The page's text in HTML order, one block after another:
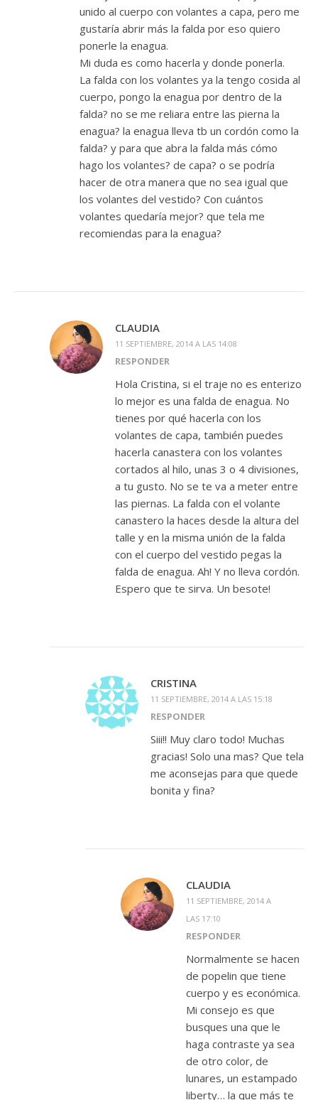
unido al cuerpo con volantes a capa, pero me
gustaría abrir más la falda por eso quiero
ponerle la enagua.
Mi duda es como hacerla y donde ponerla.
La falda con los volantes ya la tengo cosida al
cuerpo, pongo la enagua por dentro de la
falda? no se me reliara entre las pierna la
enagua? la enagua lleva tb un cordón como la
falda? y para que abra la falda más cómo
hago los volantes? de capa? o se podría
hacer de otra manera que no sea igual que
los volantes del vestido? Con cuántos
volantes quedaría mejor? que tela me
recomiendas para la enagua?
CLAUDIA
11 SEPTIEMBRE, 2014 A LAS 14:08
RESPONDER
Hola Cristina, si el traje no es enterizo
lo mejor es una falda de enagua. No
tienes por qué hacerla con los
volantes de capa, también puedes
hacerla canastera con los volantes
cortados al hilo, unas 3 o 4 divisiones,
a tu gusto. No se te va a meter entre
las piernas. La falda con el volante
canastero la haces desde la altura del
talle y en la misma unión de la falda
con el cuerpo del vestido pegas la
falda de enagua. Ah! Y no lleva cordón.
Espero que te sirva. Un besote!
CRISTINA
11 SEPTIEMBRE, 2014 A LAS 15:18
RESPONDER
Siii!! Muy claro todo! Muchas
gracias! Solo una mas? Que tela
me aconsejas para que quede
bonita y fina?
CLAUDIA
11 SEPTIEMBRE, 2014 A
LAS 17:10
RESPONDER
Normalmente se hacen
de popelin que tiene
cuerpo y es económica.
Mi consejo es que
busques una que le
haga contraste ya sea
de otro color, de
lunares, un estampado
liberty… la que más te